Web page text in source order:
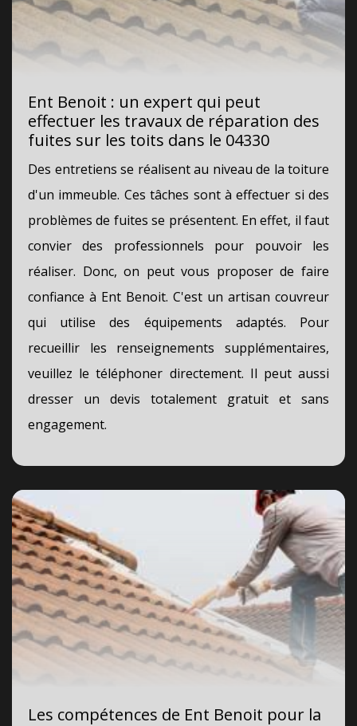
Ent Benoit : un expert qui peut
effectuer les travaux de réparation des
fuites sur les toits dans le 04330
Des entretiens se réalisent au niveau de la toiture
d'un immeuble. Ces tâches sont à effectuer si des
problèmes de fuites se présentent. En effet, il faut
convier des professionnels pour pouvoir les
réaliser. Donc, on peut vous proposer de faire
confiance à Ent Benoit. C'est un artisan couvreur
qui utilise des équipements adaptés. Pour
recueillir les renseignements supplémentaires,
veuillez le téléphoner directement. Il peut aussi
dresser un devis totalement gratuit et sans
engagement.
Les compétences de Ent Benoit pour la